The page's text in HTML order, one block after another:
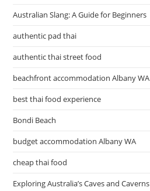
Australian Slang: A Guide for Beginners
authentic pad thai
authentic thai street food
beachfront accommodation Albany WA
best thai food experience
Bondi Beach
budget accommodation Albany WA
cheap thai food
Exploring Australia’s Caves and Caverns